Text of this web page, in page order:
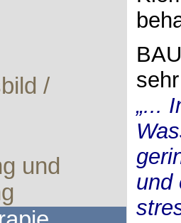
/
und
„...
und